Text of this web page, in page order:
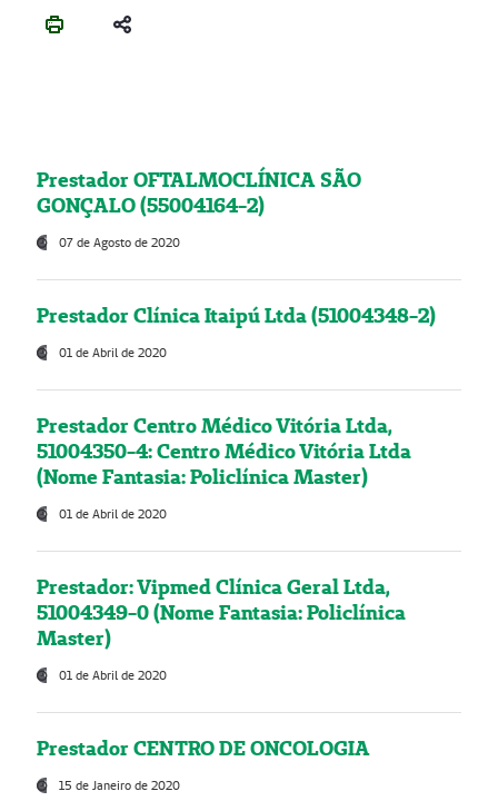
Prestador OFTALMOCLÍNICA SÃO
GONÇALO (55004164-2)
07 de Agosto de 2020
Prestador Clínica Itaipú Ltda (51004348-2)
01 de Abril de 2020
Prestador Centro Médico Vitória Ltda,
51004350-4: Centro Médico Vitória Ltda
(Nome Fantasia: Policlínica Master)
01 de Abril de 2020
Prestador: Vipmed Clínica Geral Ltda,
51004349-0 (Nome Fantasia: Policlínica
Master)
01 de Abril de 2020
Prestador CENTRO DE ONCOLOGIA
15 de Janeiro de 2020